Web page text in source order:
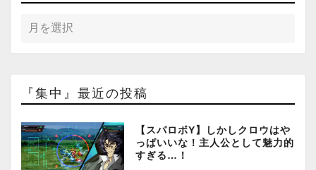
『集中』最近の投稿
【スパロボY】しかしクロウはや
っぱいいな！主人公として魅力的
すぎる…！